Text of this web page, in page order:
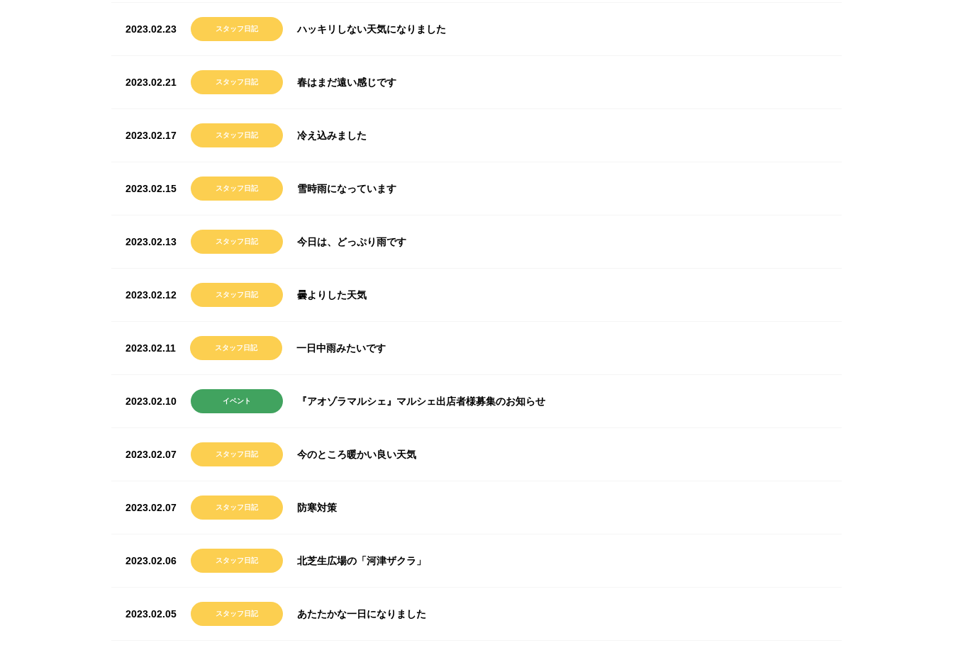
2023.02.23 スタッフ日記 ハッキリしない天気になりました
2023.02.21 スタッフ日記 春はまだ遠い感じです
2023.02.17 スタッフ日記 冷え込みました
2023.02.15 スタッフ日記 雪時雨になっています
2023.02.13 スタッフ日記 今日は、どっぷり雨です
2023.02.12 スタッフ日記 曇よりした天気
2023.02.11 スタッフ日記 一日中雨みたいです
2023.02.10 イベント 『アオゾラマルシェ』マルシェ出店者様募集のお知らせ
2023.02.07 スタッフ日記 今のところ暖かい良い天気
2023.02.07 スタッフ日記 防寒対策
2023.02.06 スタッフ日記 北芝生広場の「河津ザクラ」
2023.02.05 スタッフ日記 あたたかな一日になりました